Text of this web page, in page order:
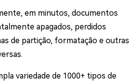
em minutos, documentos
apagados, perdidos
de partição, formatação e outras
variedade de 1000+ tipos de